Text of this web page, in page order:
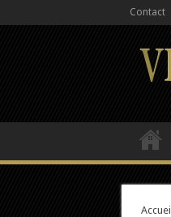
Contact
Accueil